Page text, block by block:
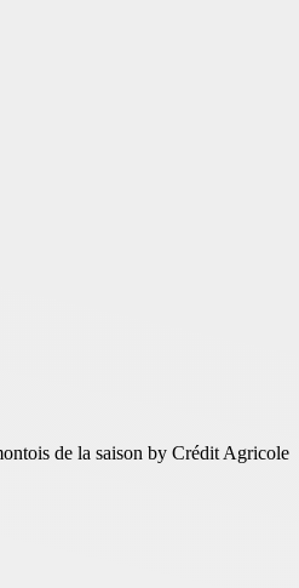
de la saison by Crédit Agricole